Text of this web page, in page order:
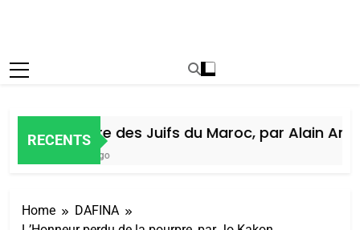
RECENTS
Histoire des Juifs du Maroc, par Alain Amiel
Home
DAFINA